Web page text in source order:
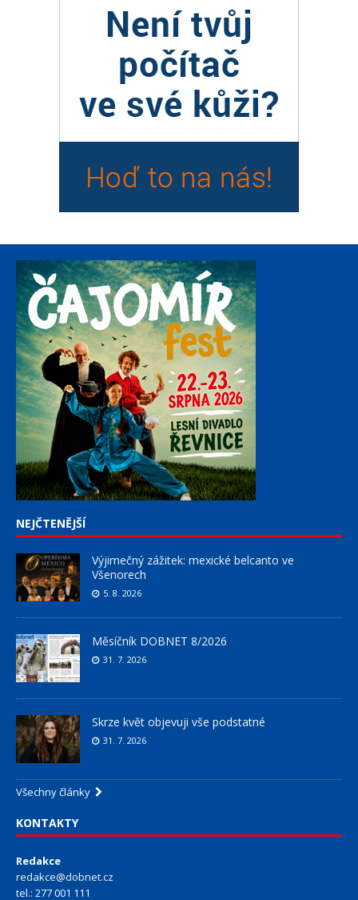
NEJČTENĚJŠÍ
Výjimečný zážitek: mexické belcanto ve
Všenorech
5. 8. 2026
Měsíčník DOBNET 8/2026
31. 7. 2026
Skrze květ objevuji vše podstatné
31. 7. 2026
Všechny články
KONTAKTY
Redakce
redakce@dobnet.cz
tel.: 277 001 111